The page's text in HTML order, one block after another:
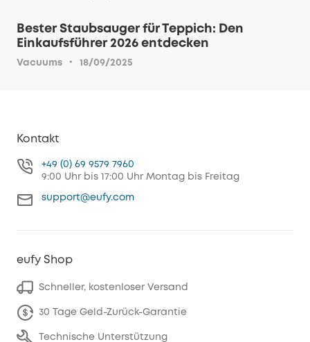
Bester Staubsauger für Teppich: Den
Einkaufsführer 2026 entdecken
Vacuums · 18/09/2025
Kontakt
+49 (0) 69 9579 7960
9:00 Uhr bis 17:00 Uhr Montag bis Freitag
support@eufy.com
eufy Shop
Schneller, kostenloser Versand
30 Tage Geld-Zurück-Garantie
Technische Unterstützung